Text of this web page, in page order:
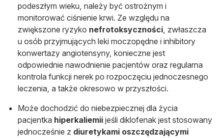
podeszłym wieku, należy być ostrożnym i
monitorować ciśnienie krwi. Ze względu na
zwiększone ryzyko nefrotoksyczności, zwłaszcza
u osób przyjmujących leki moczopędne i inhibitory
konwertazy angiotensyny, konieczne jest
odpowiednie nawodnienie pacjentów oraz regularna
kontrola funkcji nerek po rozpoczęciu jednoczesnego
leczenia, a także okresowo w przyszłości.
Może dochodzić do niebezpiecznej dla życia
pacjentka hiperkaliemii jeśli diklofenak jest stosowany
jednocześnie z diuretykami oszczędzającymi